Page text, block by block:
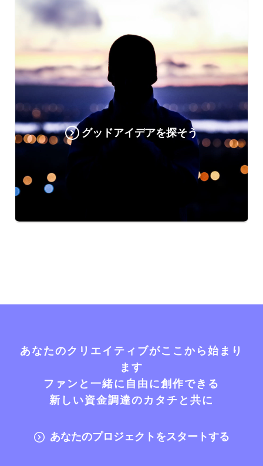
グッドアイデアを探そう
あなたのクリエイティブがここから始まり
ます
ファンと一緒に自由に創作できる
新しい資金調達のカタチと共に
あなたのプロジェクトをスタートする